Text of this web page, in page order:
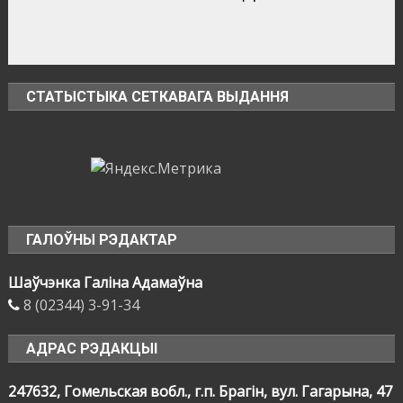
СТАТЫСТЫКА СЕТКАВАГА ВЫДАННЯ
ГАЛОЎНЫ РЭДАКТАР
Шаўчэнка Галіна Адамаўна
8 (02344) 3-91-34
АДРАС РЭДАКЦЫІ
247632, Гомельская вобл., г.п. Брагін, вул. Гагарына, 47